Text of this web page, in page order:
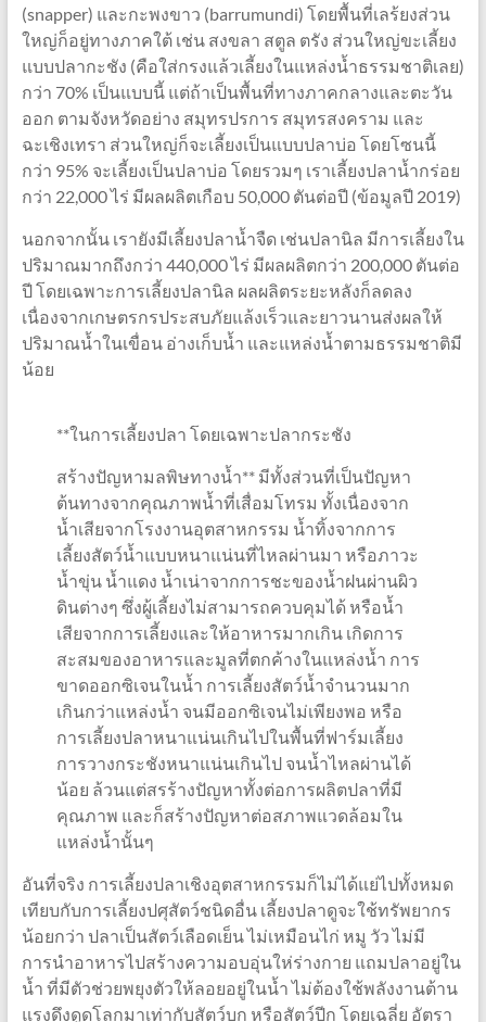
(snapper) และกะพงขาว (barrumundi) โดยพื้นที่เลร้ยงส่วน
ใหญ่ก็อยู่ทางภาคใต้ เช่น สงขลา สตูล ตรัง ส่วนใหญ่ขะเลี้ยง
แบบปลากะชัง (คือใส่กรงแล้วเลี้ยงในแหล่งน้ำธรรมชาติเลย)
กว่า 70% เป็นแบบนี้ แต่ถ้าเป็นพื้นที่ทางภาคกลางและตะวัน
ออก ตามจังหวัดอย่าง สมุทรปรการ สมุทรสงคราม และ
ฉะเชิงเทรา ส่วนใหญ่ก็จะเลี้ยงเป็นแบบปลาบ่อ โดยโซนนี้
กว่า 95% จะเลี้ยงเป็นปลาบ่อ โดยรวมๆ เราเลี้ยงปลาน้ำกร่อย
กว่า 22,000 ไร่ มีผลผลิตเกือบ 50,000 ตันต่อปี (ข้อมูลปี 2019)
นอกจากนั้น เรายังมีเลี้ยงปลาน้ำจืด เช่นปลานิล มีการเลี้ยงใน
ปริมาณมากถึงกว่า 440,000 ไร่ มีผลผลิตกว่า 200,000 ตันต่อ
ปี โดยเฉพาะการเลี้ยงปลานิล ผลผลิตระยะหลังก็ลดลง
เนื่องจากเกษตรกรประสบภัยแล้งเร็วและยาวนานส่งผลให้
ปริมาณน้ำในเขื่อน อ่างเก็บน้ำ และแหล่งน้ำตามธรรมชาติมี
น้อย
**ในการเลี้ยงปลา โดยเฉพาะปลากระชัง
สร้างปัญหามลพิษทางน้ำ** มีทั้งส่วนที่เป็นปัญหา
ต้นทางจากคุณภาพน้ำที่เสื่อมโทรม ทั้งเนื่องจาก
น้ำเสียจากโรงงานอุตสาหกรรม น้ำทิ้งจากการ
เลี้ยงสัตว์น้ำแบบหนาแน่นที่ไหลผ่านมา หรือภาวะ
น้ำขุ่น น้ำแดง น้ำเน่าจากการชะของน้ำฝนผ่านผิว
ดินต่างๆ ซึ่งผู้เลี้ยงไม่สามารถควบคุมได้ หรือน้ำ
เสียจากการเลี้ยงและให้อาหารมากเกิน เกิดการ
สะสมของอาหารและมูลที่ตกค้างในแหล่งน้ำ การ
ขาดออกซิเจนในน้ำ การเลี้ยงสัตว์น้ำจำนวนมาก
เกินกว่าแหล่งน้ำ จนมีออกซิเจนไม่เพียงพอ หรือ
การเลี้ยงปลาหนาแน่นเกินไปในพื้นที่ฟาร์มเลี้ยง
การวางกระชังหนาแน่นเกินไป จนน้ำไหลผ่านได้
น้อย ล้วนแต่สรร้างปัญหาทั้งต่อการผลิตปลาที่มี
คุณภาพ และก็สร้างปัญหาต่อสภาพแวดล้อมใน
แหล่งน้ำนั้นๆ
อันที่จริง การเลี้ยงปลาเชิงอุตสาหกรรมก็ไม่ได้แย่ไปทั้งหมด
เทียบกับการเลี้ยงปศุสัตว์ชนิดอื่น เลี้ยงปลาดูจะใช้ทรัพยากร
น้อยกว่า ปลาเป็นสัตว์เลือดเย็น ไม่เหมือนไก่ หมู วัว ไม่มี
การนำอาหารไปสร้างความอบอุ่นให่ร่างกาย แถมปลาอยู่ใน
น้ำ ที่มีตัวช่วยพยุงตัวให้ลอยอยู่ในน้ำ ไม่ต้องใช้พลังงานต้าน
แรงดึงดูดโลกมาเท่ากับสัตว์บก หรือสัตว์ปีก โดยเฉลี่ย อัตรา